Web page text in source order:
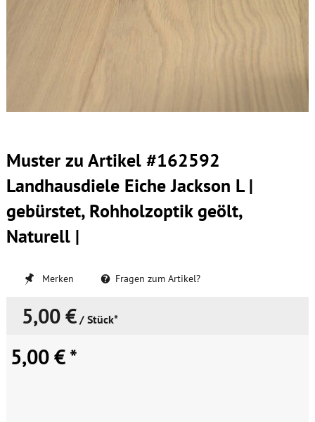
Muster zu Artikel #162592
Landhausdiele Eiche Jackson L |
gebürstet, Rohholzoptik geölt,
Naturell |
Merken Fragen zum Artikel?
5,00 € / Stück*
5,00 € *